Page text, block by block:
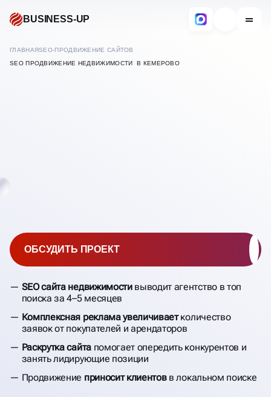
BUSINESS-UP
ГЛАВНАЯSEO-ПРОДВИЖЕНИЕ САЙТОВ
SEO ПРОДВИЖЕНИЕ НЕДВИЖИМОСТИ В КЕМЕРОВО
ПРОДВИЖЕНИЕ И
РЕКЛАМА
НЕДВИЖИМОСТИ
SEO сайта недвижимостивыводит агентство в топ
поиска за 4–5 месяцев
Комплексная реклама увеличиваетколичество
заявок от покупателей и арендаторов
Раскрутка сайтапомогает опередить конкурентов и
занять лидирующие позиции
Продвижение приносит клиентовв локальном поиске
ОБСУДИТЬ ПРОЕКТ